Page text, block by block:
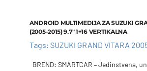
ANDROID MULTIMEDIJA ZA SUZUKI
(2005-2015) 9.7″ 1+16 VERTIKALNA
Tags: SUZUKI GRAND VITARA
BREND: SMARTCAR – Jedinstvena,